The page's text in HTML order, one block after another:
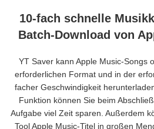
10-fach schnelle
Batch-Download von
YT Saver kann Apple Music-Songs
erforderlichen Format und in der
facher Geschwindigkeit
Funktion können Sie beim
Aufgabe viel Zeit sparen. Außerdem
Tool Apple Music-Titel in großen